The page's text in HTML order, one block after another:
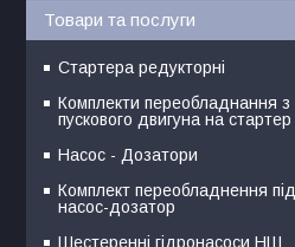
Товари та послуги
Стартера редукторні
Комплекти переобладнання з
пускового двигуна на стартер
Насос - Дозатори
Комплект переобладнення під
насос-дозатор
Шестеренні гідронасоси НШ